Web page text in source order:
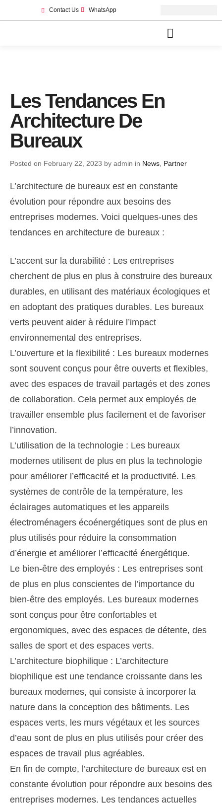
Contact Us WhatsApp
Les Tendances En
Architecture De
Bureaux
Posted on February 22, 2023 by admin in News Partner
L’architecture de bureaux est en constante
évolution pour répondre aux besoins des
entreprises modernes. Voici quelques-unes des
tendances en architecture de bureaux :
L’accent sur la durabilité : Les entreprises
cherchent de plus en plus à construire des bureaux
durables, en utilisant des matériaux écologiques et
en adoptant des pratiques durables. Les bureaux
verts peuvent aider à réduire l’impact
environnemental des entreprises.
L’ouverture et la flexibilité : Les bureaux modernes
sont souvent conçus pour être ouverts et flexibles,
avec des espaces de travail partagés et des zones
de collaboration. Cela permet aux employés de
travailler ensemble plus facilement et de favoriser
l’innovation.
L’utilisation de la technologie : Les bureaux
modernes utilisent de plus en plus la technologie
pour améliorer l’efficacité et la productivité. Les
systèmes de contrôle de la température, les
éclairages automatiques et les appareils
électroménagers écoénergétiques sont de plus en
plus utilisés pour réduire la consommation
d’énergie et améliorer l’efficacité énergétique.
Le bien-être des employés : Les entreprises sont
de plus en plus conscientes de l’importance du
bien-être des employés. Les bureaux modernes
sont conçus pour être confortables et
ergonomiques, avec des espaces de détente, des
salles de sport et des espaces verts.
L’architecture biophilique : L’architecture
biophilique est une tendance croissante dans les
bureaux modernes, qui consiste à incorporer la
nature dans la conception des bâtiments. Les
espaces verts, les murs végétaux et les sources
d’eau sont de plus en plus utilisés pour créer des
espaces de travail plus agréables.
En fin de compte, l’architecture de bureaux est en
constante évolution pour répondre aux besoins des
entreprises modernes. Les tendances actuelles